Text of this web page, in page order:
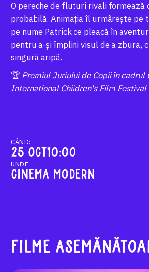
O pereche de fluturi rivali formează
probabilă. Animația îl urmârește
pe nume Patrick ce pleacă în
pentru a-și împlini visul de a zbura,
singură aripă.
🏆 Premiul Juriului de Copii în cadrul
International Children's Film
CÂND:
25 Oct10:00
UNDE
cinema Modern
FILME